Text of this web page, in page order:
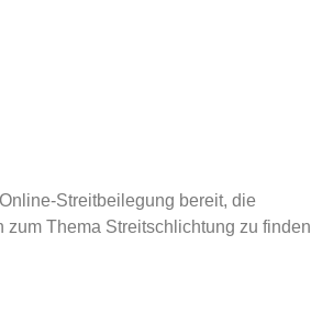
Streitbeilegung bereit, die
Thema Streitschlichtung zu finden